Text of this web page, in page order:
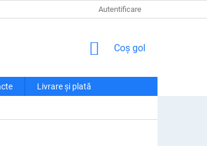
LIVRARE ȘI PLATĂ RECLAMAȚII ȘI
Autentificare
COŞ
CUMPĂRĂTURI
Coş gol
Livrare și plată